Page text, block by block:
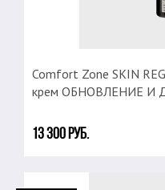
Comfort Zone SKIN
крем ОБНОВЛЕНИЕ И
13 300 руб.